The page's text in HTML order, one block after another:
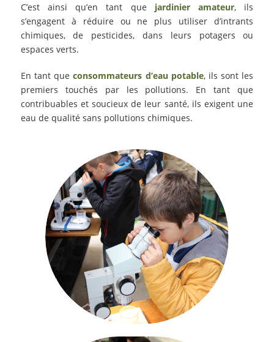
C’est ainsi qu’en tant que jardinier amateur, ils
s’engagent à réduire ou ne plus utiliser d’intrants
chimiques, de pesticides, dans leurs potagers ou
espaces verts.
En tant queconsommateurs d’eau potable, ils sont les
premiers touchés par les pollutions. En tant que
contribuables et soucieux de leur santé, ils exigent une
eau de qualité sans pollutions chimiques.